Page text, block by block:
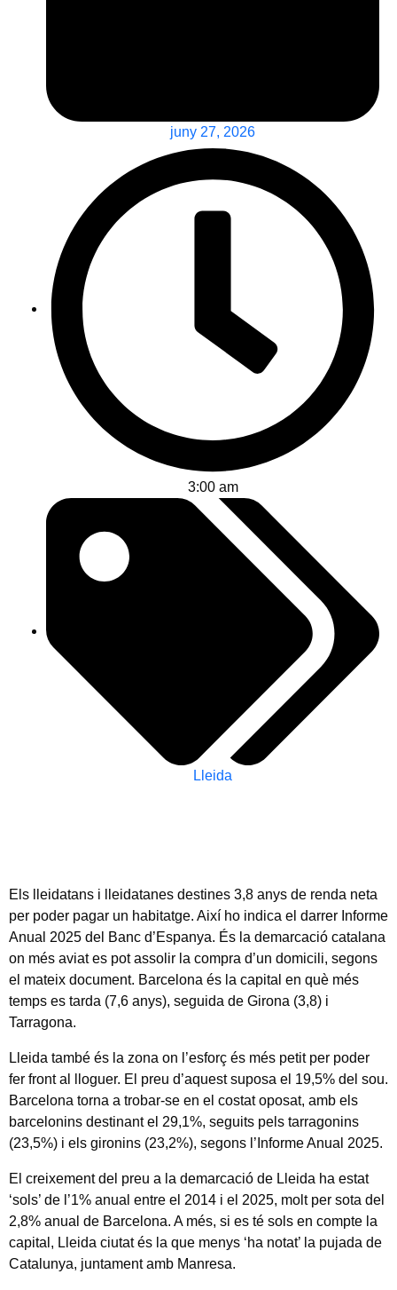
juny 27, 2026
3:00 am
Lleida
Els lleidatans i lleidatanes destines 3,8 anys de renda neta
per poder pagar un habitatge. Així ho indica el darrer Informe
Anual 2025 del Banc d’Espanya. És la demarcació catalana
on més aviat es pot assolir la compra d’un domicili, segons
el mateix document. Barcelona és la capital en què més
temps es tarda (7,6 anys), seguida de Girona (3,8) i
Tarragona.
Lleida també és la zona on l’esforç és més petit per poder
fer front al lloguer. El preu d’aquest suposa el 19,5% del sou.
Barcelona torna a trobar-se en el costat oposat, amb els
barcelonins destinant el 29,1%, seguits pels tarragonins
(23,5%) i els gironins (23,2%), segons l’Informe Anual 2025.
El creixement del preu a la demarcació de Lleida ha estat
‘sols’ de l’1% anual entre el 2014 i el 2025, molt per sota del
2,8% anual de Barcelona. A més, si es té sols en compte la
capital, Lleida ciutat és la que menys ‘ha notat’ la pujada de
Catalunya, juntament amb Manresa.